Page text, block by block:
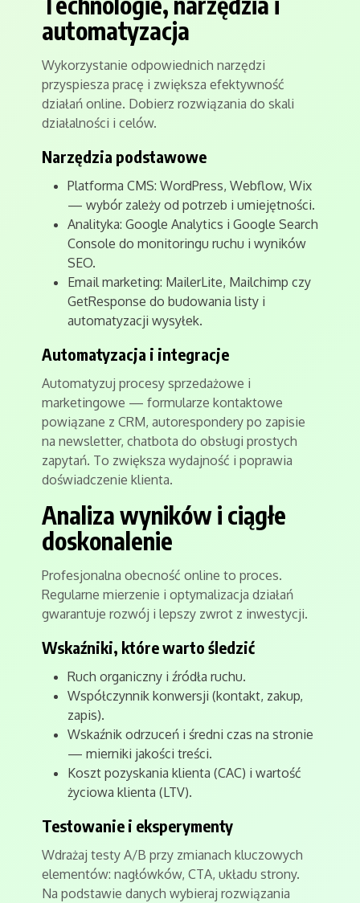
automatyzacja
Wykorzystanie odpowiednich narzędzi
przyspiesza pracę i zwiększa efektywność
działań online. Dobierz rozwiązania do skali
działalności i celów.
Narzędzia podstawowe
Platforma CMS: WordPress, Webflow, Wix
— wybór zależy od potrzeb i umiejętności.
Analityka: Google Analytics i Google Search
Console do monitoringu ruchu i wyników
SEO.
Email marketing: MailerLite, Mailchimp czy
GetResponse do budowania listy i
automatyzacji wysyłek.
Automatyzacja i integracje
Automatyzuj procesy sprzedażowe i
marketingowe — formularze kontaktowe
powiązane z CRM, autorespondery po zapisie
na newsletter, chatbota do obsługi prostych
zapytań. To zwiększa wydajność i poprawia
doświadczenie klienta.
Analiza wyników i ciągłe
doskonalenie
Profesjonalna obecność online to proces.
Regularne mierzenie i optymalizacja działań
gwarantuje rozwój i lepszy zwrot z inwestycji.
Wskaźniki, które warto śledzić
Ruch organiczny i źródła ruchu.
Współczynnik konwersji (kontakt, zakup,
zapis).
Wskaźnik odrzuceń i średni czas na stronie
— mierniki jakości treści.
Koszt pozyskania klienta (CAC) i wartość
życiowa klienta (LTV).
Testowanie i eksperymenty
Wdrażaj testy A/B przy zmianach kluczowych
elementów: nagłówków, CTA, układu strony.
Na podstawie danych wybieraj rozwiązania